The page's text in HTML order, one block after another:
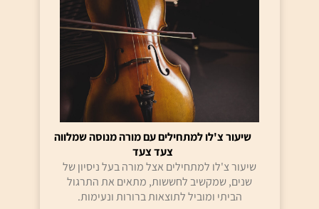
שיעור צ'לו למתחילים עם מורה מנוסה שמלווה
צעד צעד
שיעור צ'לו למתחילים אצל מורה בעל ניסיון של
שנים, שמקשיב לחששות, מתאים את התרגול
הביתי ומוביל לתוצאות ברורות ונעימות.